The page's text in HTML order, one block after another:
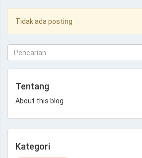
Tidak ada posting
Tentang
About this blog
Kategori